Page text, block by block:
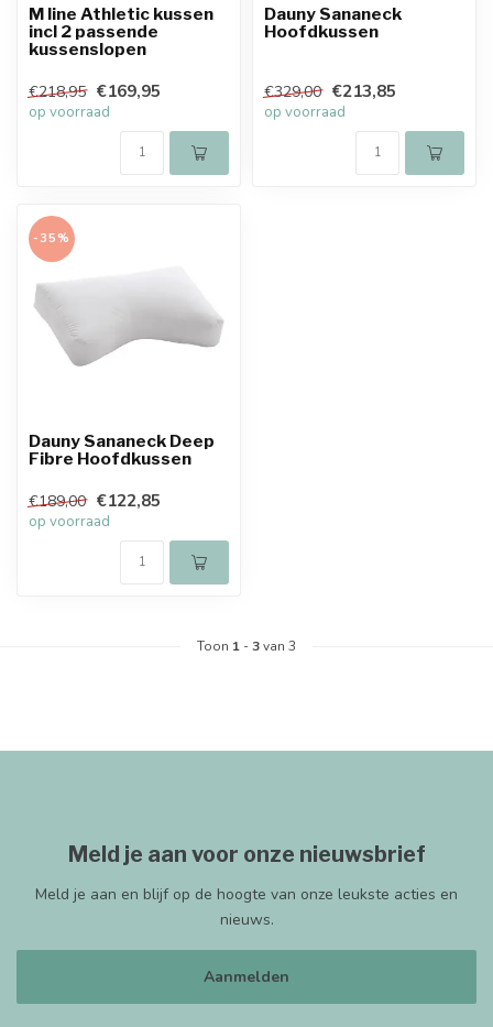
M line Athletic kussen
incl 2 passende
kussenslopen
€218,95 €169,95
op voorraad
Dauny Sananeck
Hoofdkussen
€329,00 €213,85
op voorraad
-35%
Dauny Sananeck Deep
Fibre Hoofdkussen
€189,00 €122,85
op voorraad
Toon 1 -3van 3
Meld je aan voor onze nieuwsbrief
Meld je aan en blijf op de hoogte van onze leukste acties en
nieuws.
Aanmelden